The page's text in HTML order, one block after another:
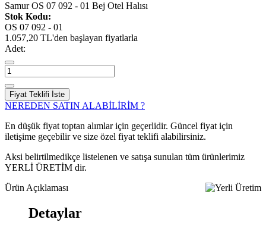
Samur OS 07 092 - 01 Bej Otel Halısı
Stok Kodu:
OS 07 092 - 01
1.057,20 TL'den başlayan fiyatlarla
Adet:
Fiyat Teklifi İste
NEREDEN SATIN ALABİLİRİM ?
En düşük fiyat toptan alımlar için geçerlidir. Güncel fiyat için
iletişime geçebilir ve size özel fiyat teklifi alabilirsiniz.
Aksi belirtilmedikçe listelenen ve satışa sunulan tüm ürünlerimiz
YERLİ ÜRETİM dir.
Ürün Açıklaması
Detaylar